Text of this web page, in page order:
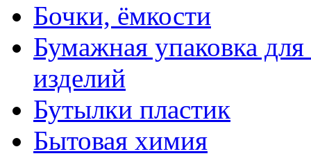
Бочки, ёмкости
Бумажная упаковка
изделий
Бутылки пластик
Бытовая химия